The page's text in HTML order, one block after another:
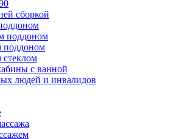
сборкой
поддоном
поддоном
с ванной
людей и инвалидов